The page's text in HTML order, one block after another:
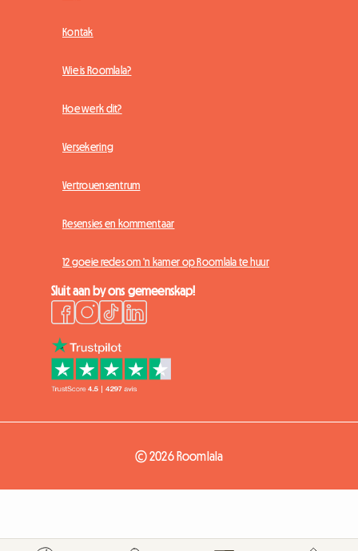
Kontak
Wie is Roomlala?
Hoe werk dit?
Versekering
Vertrouensentrum
Resensies en kommentaar
12 goeie redes om 'n kamer op Roomlala te huur
Sluit aan by ons gemeenskap!
© 2026 Roomlala